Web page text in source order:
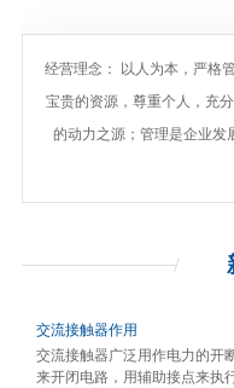
经营理念： 以人为本，严格
宝贵的资源，尊重个人，充
的动力之源；管理是企业发
交流接触器作用
交流接触器广泛用作电力的开
来开闭电路，用辅助接点来执